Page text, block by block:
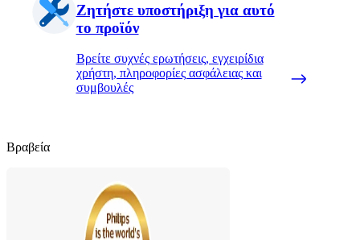
Ζητήστε υποστήριξη για αυτό
το προϊόν
Βρείτε συχνές ερωτήσεις, εγχειρίδια
χρήστη, πληροφορίες ασφάλειας και
συμβουλές
Βραβεία